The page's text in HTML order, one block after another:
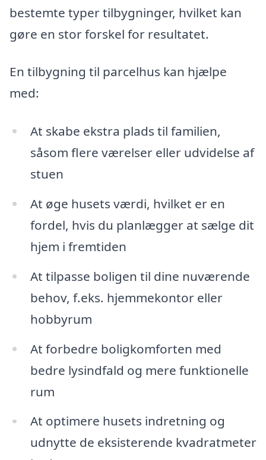
bestemte typer tilbygninger, hvilket kan
gøre en stor forskel for resultatet.
En tilbygning til parcelhus kan hjælpe
med:
At skabe ekstra plads til familien,
såsom flere værelser eller udvidelse af
stuen
At øge husets værdi, hvilket er en
fordel, hvis du planlægger at sælge dit
hjem i fremtiden
At tilpasse boligen til dine nuværende
behov, f.eks. hjemmekontor eller
hobbyrum
At forbedre boligkomforten med
bedre lysindfald og mere funktionelle
rum
At optimere husets indretning og
udnytte de eksisterende kvadratmeter